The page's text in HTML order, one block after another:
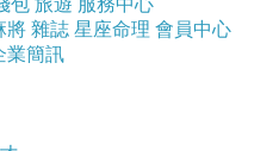
goods/GoodsDet
包 旅遊 服務中心
將 雜誌 星座命理 會員中心
業簡訊